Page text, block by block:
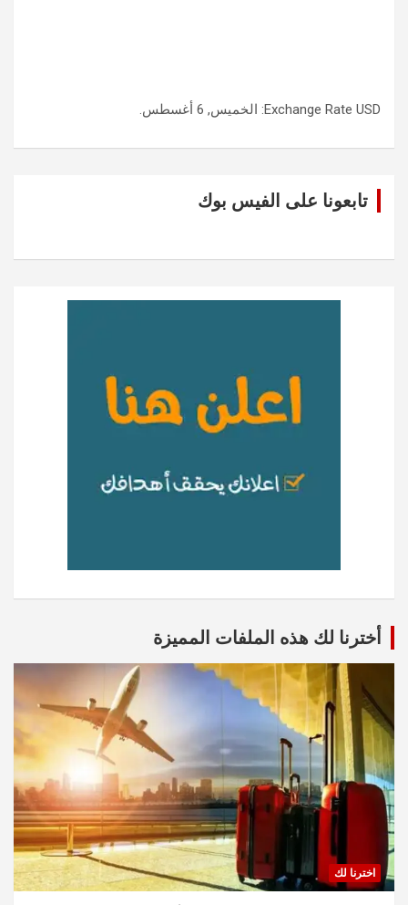
Exchange Rate USD : الخميس, 6 أغسطس.
تابعونا على الفيس بوك
أخترنا لك هذه الملفات المميزة
اخترنا لك